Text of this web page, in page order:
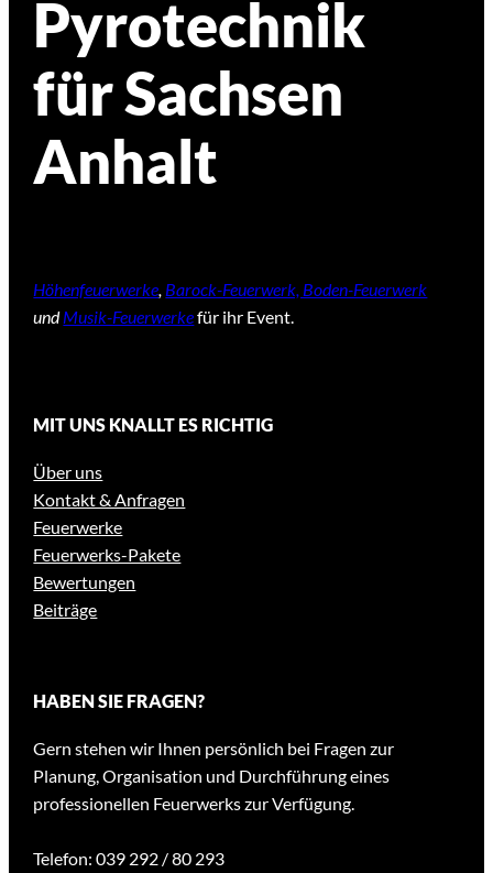
Pyrotechnik
für Sachsen
Anhalt
Höhenfeuerwerke, Barock-Feuerwerk, Boden-Feuerwerk
undMusik-Feuerwerkefür ihr Event.
MIT UNS KNALLT ES RICHTIG
Über uns
Kontakt & Anfragen
Feuerwerke
Feuerwerks-Pakete
Bewertungen
Beiträge
HABEN SIE FRAGEN?
Gern stehen wir Ihnen persönlich bei Fragen zur
Planung, Organisation und Durchführung eines
professionellen Feuerwerks zur Verfügung.
Telefon: 039 292 / 80 293